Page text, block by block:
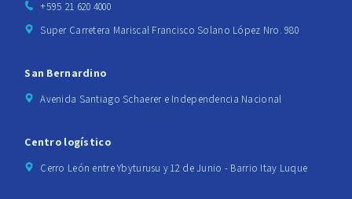
+595 21 620 4000
Super Carretera Mariscal Francisco Solano López Nro. 980
San Bernardino
Avenida Santiago Schaerer e Independencia Nacional
Centro logístico
Cerro León entre Ybyturusu y 12 de Junio - Barrio Itay Luque